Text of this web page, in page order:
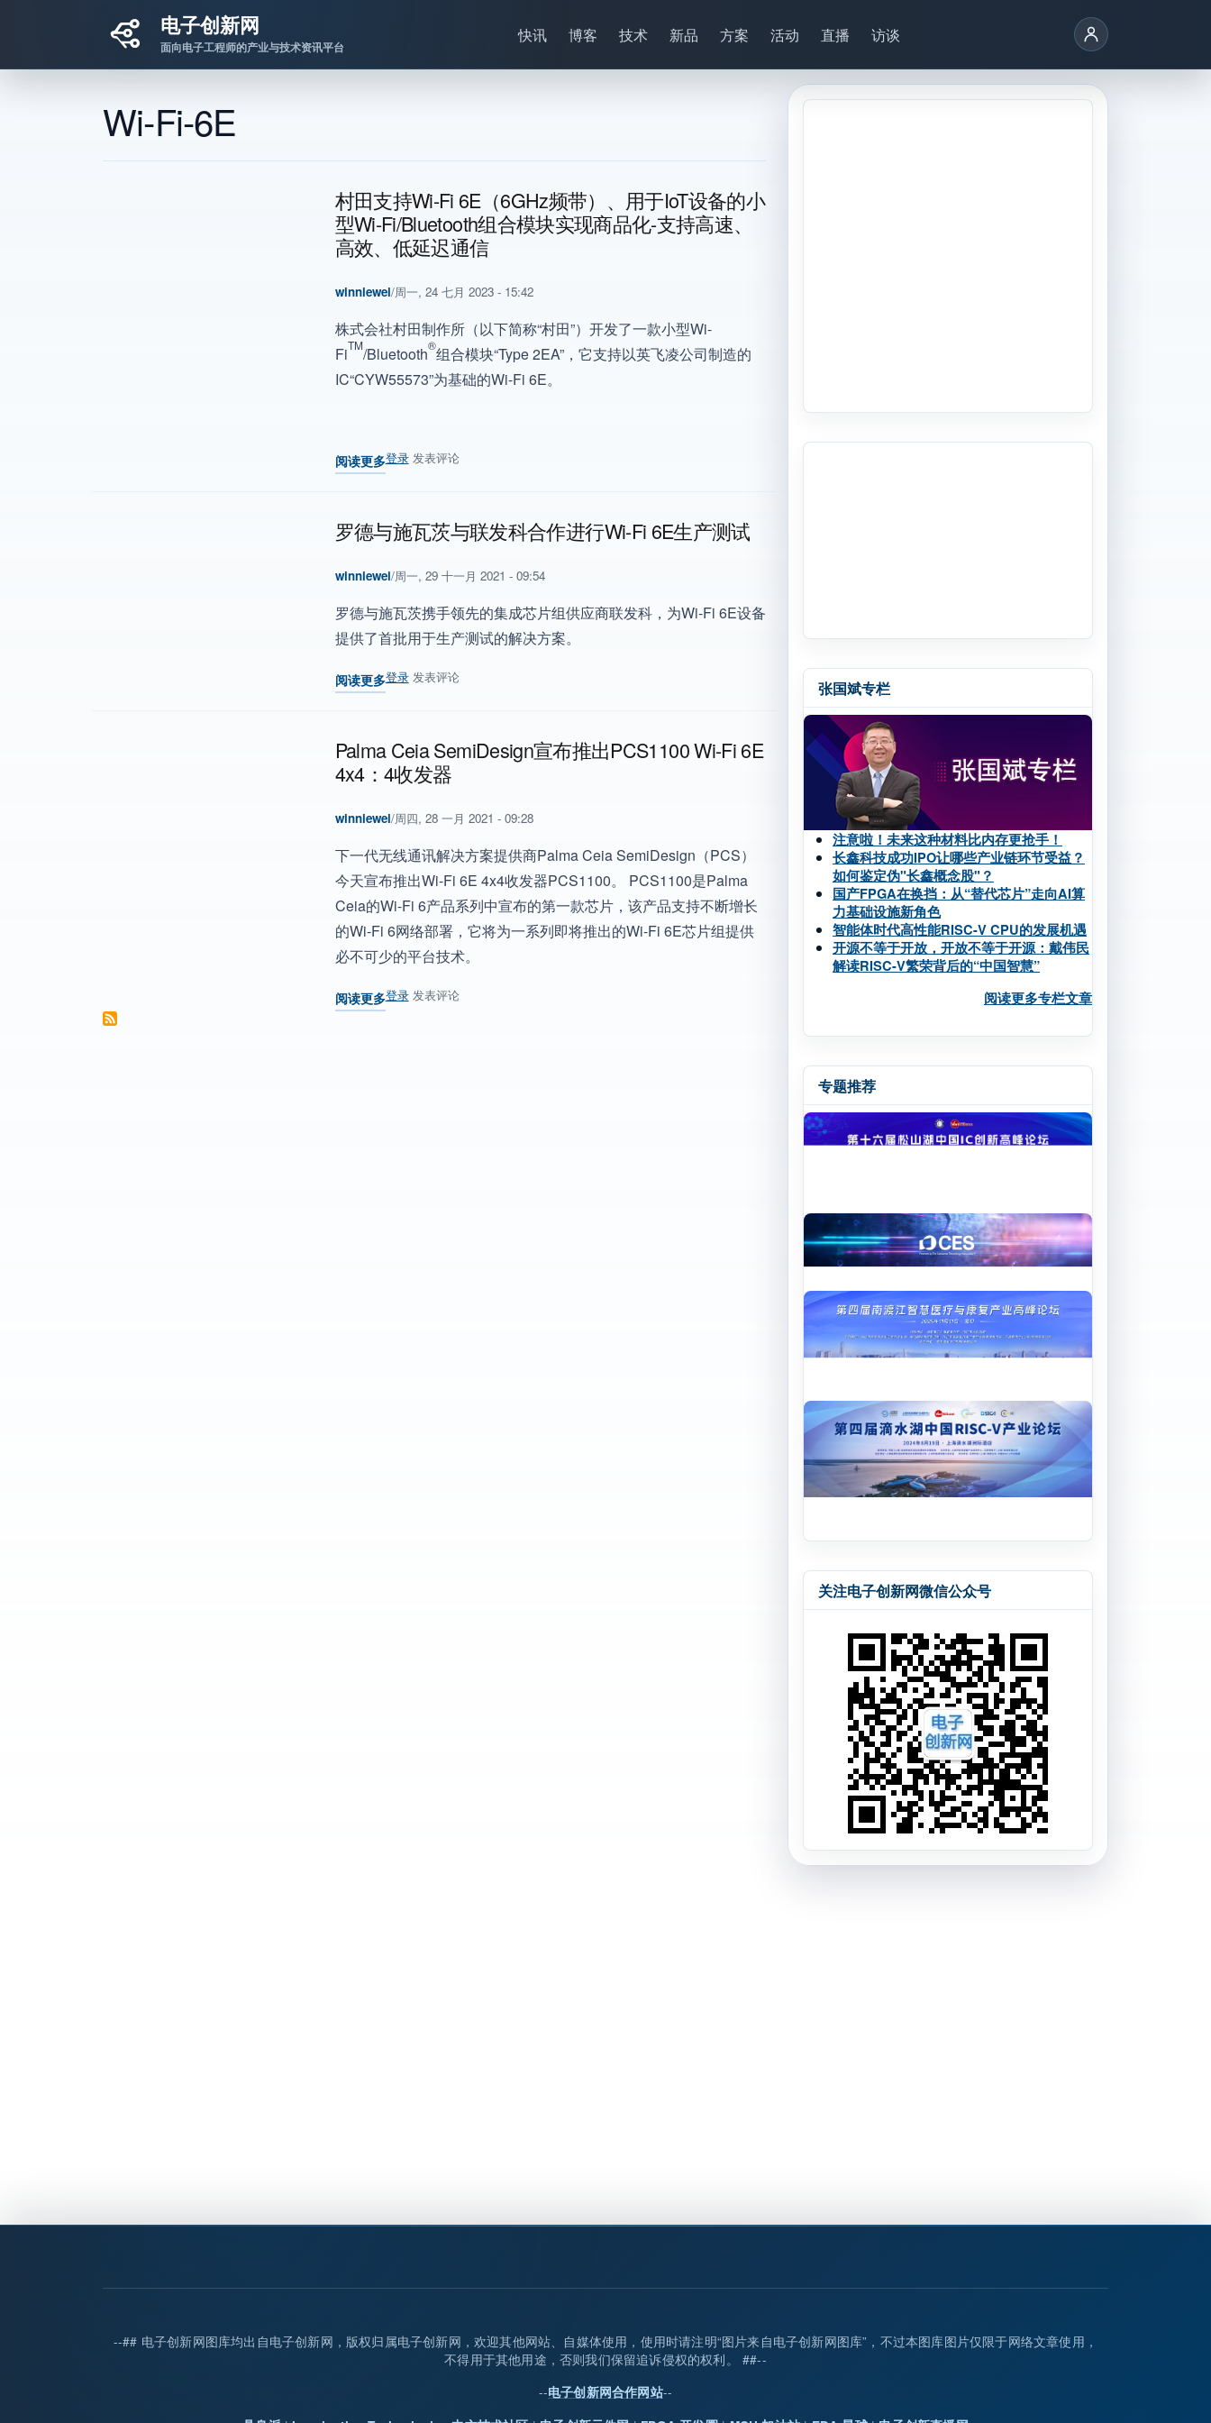
电子创新网
面向电子工程师的产业与技术资讯平台
快讯 博客 技术 新品 方案 活动 直播 访谈
Wi-Fi-6E
村田支持Wi-Fi 6E（6GHz频带）、用于IoT设备的小
型Wi-Fi/Bluetooth组合模块实现商品化-支持高速、
高效、低延迟通信
winniewei/周一, 24 七月 2023 - 15:42
株式会社村田制作所（以下简称“村田”）开发了一款小型Wi-
FiTM/Bluetooth®组合模块“Type 2EA”，它支持以英飞凌公司制造的
IC“CYW55573”为基础的Wi-Fi 6E。
阅读更多
关于 村田支持Wi-Fi 6E（6GHz频带）、用于IoT设备的小型Wi-Fi/Bluetooth组合模块实现商品化-支持高速、高效、低延迟通信
登录发表评论
罗德与施瓦茨与联发科合作进行Wi-Fi 6E生产测试
winniewei/周一, 29 十一月 2021 - 09:54
罗德与施瓦茨携手领先的集成芯片组供应商联发科，为Wi-Fi 6E设备
提供了首批用于生产测试的解决方案。
阅读更多
关于 罗德与施瓦茨与联发科合作进行Wi-Fi 6E生产测试
登录发表评论
Palma Ceia SemiDesign宣布推出PCS1100 Wi-Fi 6E
4x4：4收发器
winniewei/周四, 28 一月 2021 - 09:28
下一代无线通讯解决方案提供商Palma Ceia SemiDesign（PCS）
今天宣布推出Wi-Fi 6E 4x4收发器PCS1100。 PCS1100是Palma
Ceia的Wi-Fi 6产品系列中宣布的第一款芯片，该产品支持不断增长
的Wi-Fi 6网络部署，它将为一系列即将推出的Wi-Fi 6E芯片组提供
必不可少的平台技术。
阅读更多
关于 Palma Ceia SemiDesign宣布推出PCS1100 Wi-Fi 6E 4x4：4收发器
登录发表评论
张国斌专栏
注意啦！未来这种材料比内存更抢手！
长鑫科技成功IPO让哪些产业链环节受益？
如何鉴定伪"长鑫概念股"？
国产FPGA在换挡：从“替代芯片”走向AI算
力基础设施新角色
智能体时代高性能RISC-V CPU的发展机遇
开源不等于开放，开放不等于开源：戴伟民
解读RISC-V繁荣背后的“中国智慧”
阅读更多专栏文章
专题推荐
关注电子创新网微信公众号
--## 电子创新网图库均出自电子创新网，版权归属电子创新网，欢迎其他网站、自媒体使用，使用时请注明“图片来自电子创新网图库”，不过本图库图片仅限于网络文章使用，
不得用于其他用途，否则我们保留追诉侵权的权利。 ##--
--电子创新网合作网站--